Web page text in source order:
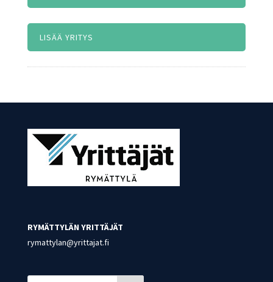
LISÄÄ YRITYS
RYMÄTTYLÄN YRITTÄJÄT
rymattylan@yrittajat.fi